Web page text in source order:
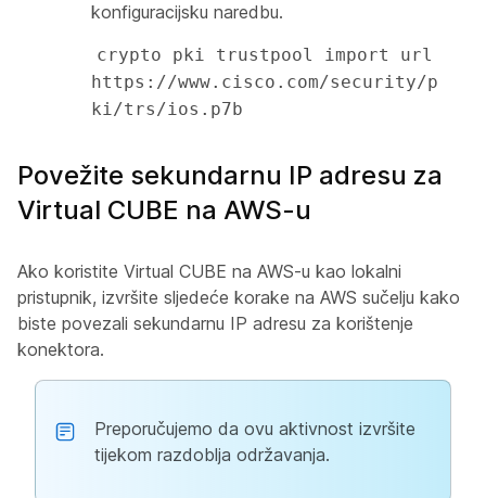
konfiguracijsku naredbu.
crypto pki trustpool import url
https://www.cisco.com/security/p
ki/trs/ios.p7b
Povežite sekundarnu IP adresu za
Virtual CUBE na AWS-u
Ako koristite Virtual CUBE na AWS-u kao lokalni
pristupnik, izvršite sljedeće korake na AWS sučelju kako
biste povezali sekundarnu IP adresu za korištenje
konektora.
Preporučujemo da ovu aktivnost izvršite
tijekom razdoblja održavanja.